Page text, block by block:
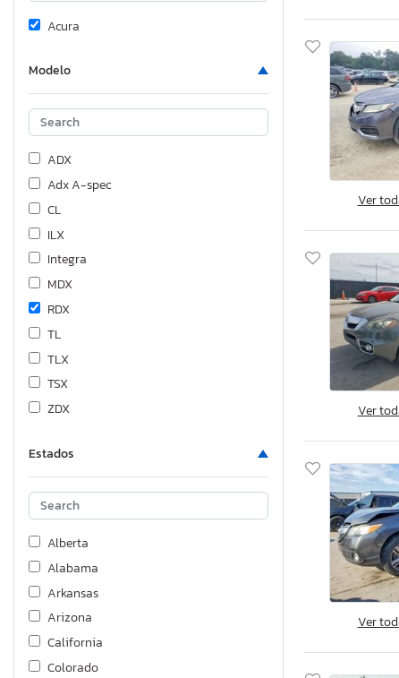
Acura
Modelo
ADX
Adx A-spec
CL
ILX
Integra
MDX
RDX
TL
TLX
TSX
ZDX
Estados
Alberta
Alabama
Arkansas
Arizona
California
Colorado
Ver
Ver
Ver